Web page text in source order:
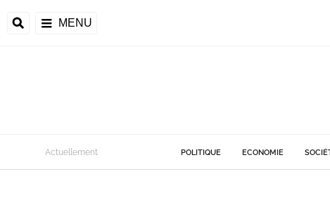
MENU
Actuellement POLITIQUE ECONOMIE